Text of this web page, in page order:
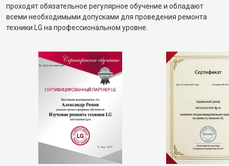
проходят обязательное регулярное обучение и обладают
всеми необходимыми допусками для проведения ремонта
техники LG на профессиональном уровне.